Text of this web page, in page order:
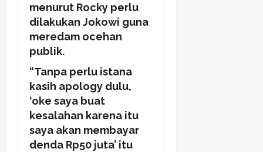
menurut Rocky perlu
dilakukan Jokowi guna
meredam ocehan
publik.
“Tanpa perlu istana
kasih apology dulu,
‘oke saya buat
kesalahan karena itu
saya akan membayar
denda Rp50 juta’ itu